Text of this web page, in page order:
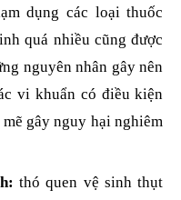
dụng các loại thuốc
quá nhiều cũng được
nguyên nhân gây nên
vi khuẩn có điều kiện
gây nguy hại nghiêm
thó quen vệ sinh thụt